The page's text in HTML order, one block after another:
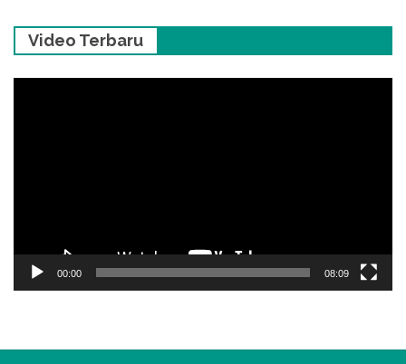
Video Terbaru
00:00 08:09